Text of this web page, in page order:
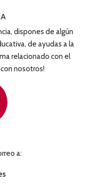
dispones de algún
de ayudas a la
relacionado con el
nosotros!
a: